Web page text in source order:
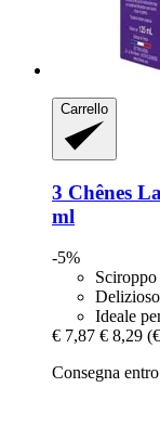
Carrello
3 Chênes
ml
-5%
Ideale
€ 7,87 € 8,29
Consegna